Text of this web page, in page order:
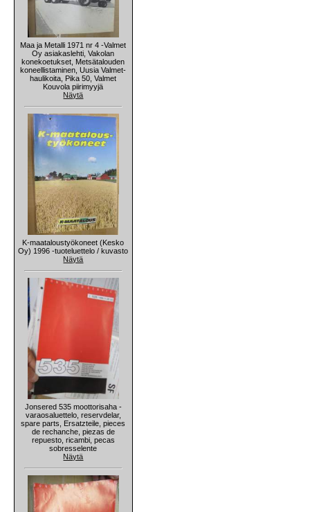
Maa ja Metalli 1971 nr 4 -Valmet
Oy asiakaslehti, Vakolan
konekoetukset, Metsätalouden
koneellistaminen, Uusia Valmet-
haulikoita, Pika 50, Valmet
Kouvola piirimyyjä
Näytä
K-maataloustyökoneet (Kesko
Oy) 1996 -tuoteluettelo / kuvasto
Näytä
Jonsered 535 moottorisaha -
varaosaluettelo, reservdelar,
spare parts, Ersatzteile, pieces
de rechanche, piezas de
repuesto, ricambi, pecas
sobresselente
Näytä